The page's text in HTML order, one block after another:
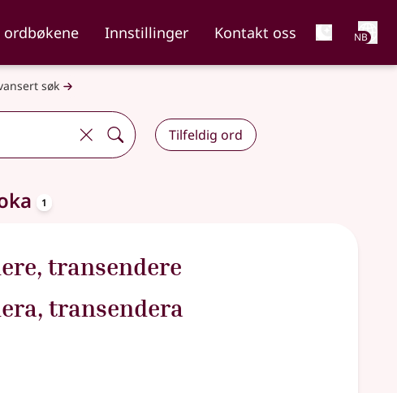
ordbøkene Innstillinger Kontakt oss NB
søk
Tilfeldig ord
1
, transendere
transendera